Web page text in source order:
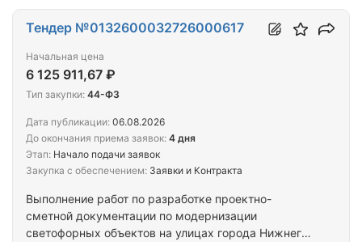
Выполнение работ по разработке проектно-
сметной документации по модернизации
светофорных объектов на улицах города Нижнего
Тендер №0132600032726000617
Начальная цена
6 125 911,67 ₽
Тип закупки: 44-ФЗ
Дата публикации: 06.08.2026
До окончания приема заявок: 4 дня
Этап: Начало подачи заявок
Закупка с обеспечением: Заявки и Контракта